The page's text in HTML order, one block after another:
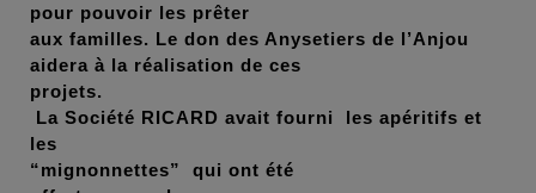
pour pouvoir les prêter
aux familles. Le don des Anysetiers de l’Anjou
aidera à la réalisation de ces
projets.
La Société RICARD avait fourni les apéritifs et
les
“mignonnettes” qui ont été